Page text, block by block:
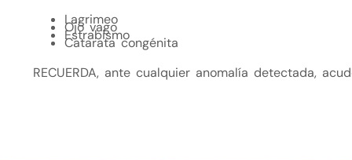
Lagrimeo
Ojo vago
Estrabismo
Catarata congénita
RECUERDA, ante cualquier anomalía detectada,